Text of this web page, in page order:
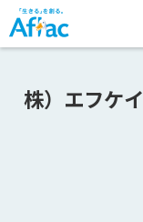
株）エフケイ